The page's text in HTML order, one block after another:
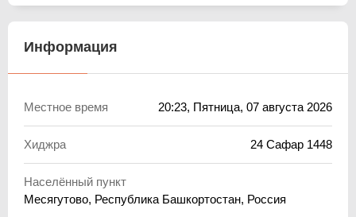
Информация
Местное время 20:23, Пятница, 07 августа 2026
Хиджра 24 Сафар 1448
Населённый пункт
Месягутово, Республика Башкортостан, Россия